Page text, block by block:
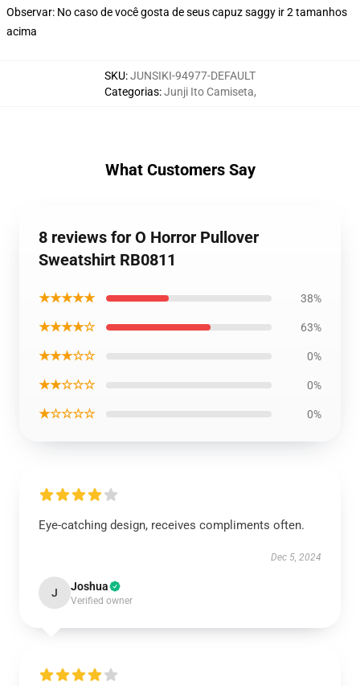
Observar: No caso de você gosta de seus capuz saggy ir 2 tamanhos
acima
SKU:JUNSIKI-94977-DEFAULT
Categorias:Junji Ito Camiseta,
What Customers Say
8 reviews for O Horror Pullover
Sweatshirt RB0811
★★★★★ 38%
★★★★☆ 63%
★★★☆☆ 0%
★★☆☆☆ 0%
★☆☆☆☆ 0%
Eye-catching design, receives compliments often.
Dec 5, 2024
J Joshua
Verified owner